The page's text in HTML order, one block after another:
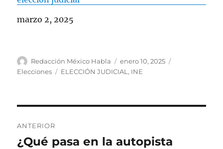
Fecha
marzo 2, 2025
A
u
Redacción México Habla
P
u
o
enero 10, 2025
Elecciones
E
a
ELECCIÓN JUDICIAL , INE
a
ANTERIOR
E
¿Qué pasa en la autopista